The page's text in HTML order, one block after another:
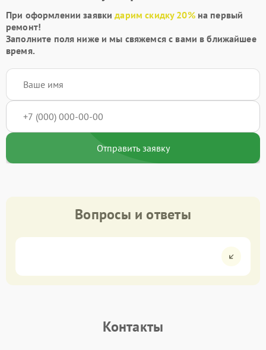
При оформлении заявкидарим скидку 20%на первый
ремонт!
Заполните поля ниже и мы свяжемся с вами в ближайшее
время.
Отправить заявку
Вопросы и ответы
Контакты